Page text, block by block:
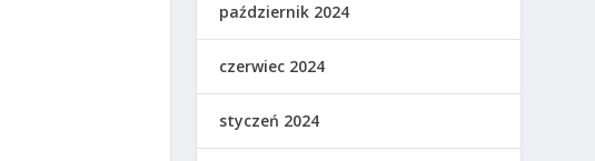
październik 2024
czerwiec 2024
styczeń 2024